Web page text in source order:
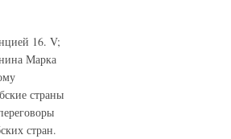
16. V;
Марка
страны
стран.